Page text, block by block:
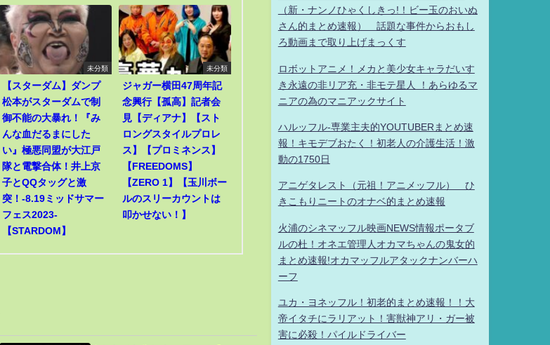
未分類
【スターダム】ダンプ
松本がスターダムで制
御不能の大暴れ！『み
んな血だるまにした
い』極悪同盟が大江戸
隊と電撃合体！井上京
子とQQタッグと激
突！-8.19ミッドサマー
フェス2023-
【STARDOM】
未分類
ジャガー横田47周年記
念興行【孤高】記者会
見【ディアナ】【スト
ロングスタイルプロレ
ス】【プロミネンス】
【FREEDOMS】
【ZERO 1】【玉川ボー
ルのスリーカウントは
叩かせない！】
（新・ナンノひゃくしきっ!！ビー玉のおいぬ
さん的まとめ速報） 話題な事件からおもし
ろ動画まで取り上げまっくす
ロボットアニメ！メカと美少女キャラだいす
き永遠の非リア充・非モテ星人 ！あらゆるマ
ニアの為のマニアックサイト
ハルッフル-専業主夫的YOUTUBERまとめ速
報！キモデブおたく！初老人の介護生活！激
動の1750日
アニゲタレスト（元祖！アニメッフル） ひ
きこもりニートのオナベ的まとめ速報
火浦のシネマッフル映画NEWS情報ポータブ
ルの杜！オネエ管理人オカマちゃんの鬼女的
まとめ速報!オカマッフルアタックナンバーハ
ーフ
ユカ・ヨネッフル！初老的まとめ速報！！大
帝イタチにラリアット！害獣神アリ・ガー被
害に必殺！パイルドライバー